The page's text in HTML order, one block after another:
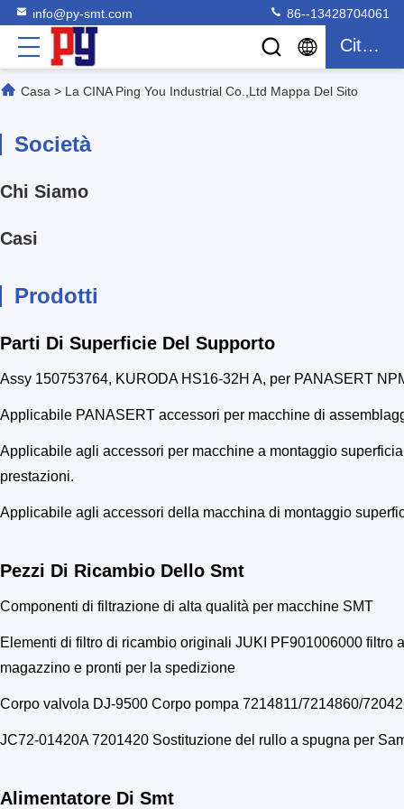
info@py-smt.com 86--13428704061
Citazione
Casa > La CINA Ping You Industrial Co.,Ltd Mappa Del Sito
Società
Chi Siamo
Casi
Prodotti
Parti Di Superficie Del Supporto
Assy 150753764, KURODA HS16-32H A, per PANASERT
Applicabile PANASERT accessori per macchine di
Applicabile agli accessori per macchine a montaggio
prestazioni.
Applicabile agli accessori della macchina di montaggio
Pezzi Di Ricambio Dello Smt
Componenti di filtrazione di alta qualità per macchine SMT
Elementi di filtro di ricambio originali JUKI PF901006000
magazzino e pronti per la spedizione
Corpo valvola DJ-9500 Corpo pompa 7214811/7214860/
JC72-01420A 7201420 Sostituzione del rullo a spugna per
Alimentatore Di Smt